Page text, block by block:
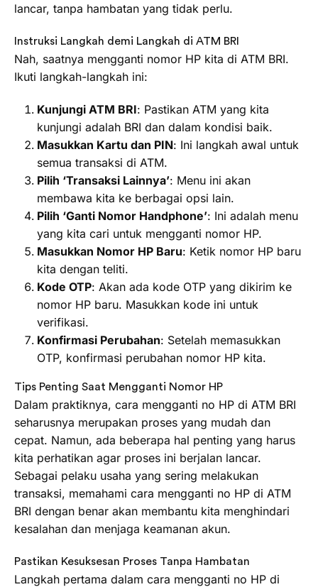
lancar, tanpa hambatan yang tidak perlu.
Instruksi Langkah demi Langkah di ATM BRI
Nah, saatnya mengganti nomor HP kita di ATM BRI.
Ikuti langkah-langkah ini:
Kunjungi ATM BRI: Pastikan ATM yang kita
kunjungi adalah BRI dan dalam kondisi baik.
Masukkan Kartu dan PIN: Ini langkah awal untuk
semua transaksi di ATM.
Pilih ‘Transaksi Lainnya’: Menu ini akan
membawa kita ke berbagai opsi lain.
Pilih ‘Ganti Nomor Handphone’: Ini adalah menu
yang kita cari untuk mengganti nomor HP.
Masukkan Nomor HP Baru: Ketik nomor HP baru
kita dengan teliti.
Kode OTP: Akan ada kode OTP yang dikirim ke
nomor HP baru. Masukkan kode ini untuk
verifikasi.
Konfirmasi Perubahan: Setelah memasukkan
OTP, konfirmasi perubahan nomor HP kita.
Tips Penting Saat Mengganti Nomor HP
Dalam praktiknya, cara mengganti no HP di ATM BRI
seharusnya merupakan proses yang mudah dan
cepat. Namun, ada beberapa hal penting yang harus
kita perhatikan agar proses ini berjalan lancar.
Sebagai pelaku usaha yang sering melakukan
transaksi, memahami cara mengganti no HP di ATM
BRI dengan benar akan membantu kita menghindari
kesalahan dan menjaga keamanan akun.
Pastikan Kesuksesan Proses Tanpa Hambatan
Langkah pertama dalam cara mengganti no HP di